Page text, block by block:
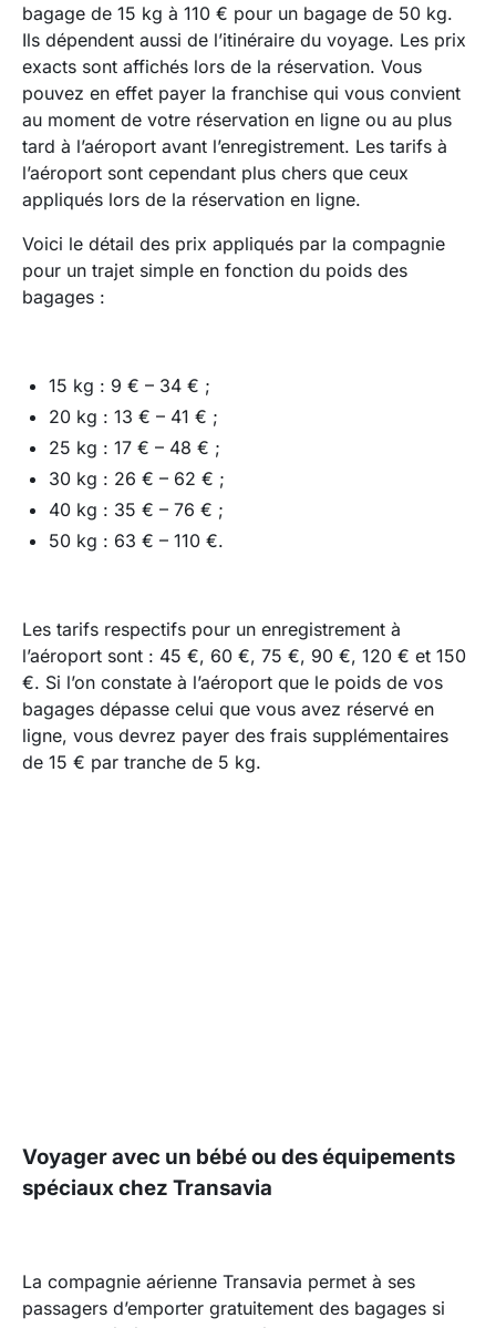
bagage de 15 kg à 110 € pour un bagage de 50 kg.
Ils dépendent aussi de l’itinéraire du voyage. Les prix
exacts sont affichés lors de la réservation. Vous
pouvez en effet payer la franchise qui vous convient
au moment de votre réservation en ligne ou au plus
tard à l’aéroport avant l’enregistrement. Les tarifs à
l’aéroport sont cependant plus chers que ceux
appliqués lors de la réservation en ligne.
Voici le détail des prix appliqués par la compagnie
pour un trajet simple en fonction du poids des
bagages :
15 kg : 9 € – 34 € ;
20 kg : 13 € – 41 € ;
25 kg : 17 € – 48 € ;
30 kg : 26 € – 62 € ;
40 kg : 35 € – 76 € ;
50 kg : 63 € – 110 €.
Les tarifs respectifs pour un enregistrement à
l’aéroport sont : 45 €, 60 €, 75 €, 90 €, 120 € et 150
€. Si l’on constate à l’aéroport que le poids de vos
bagages dépasse celui que vous avez réservé en
ligne, vous devrez payer des frais supplémentaires
de 15 € par tranche de 5 kg.
Voyager avec un bébé ou des équipements
spéciaux chez Transavia
La compagnie aérienne Transavia permet à ses
passagers d’emporter gratuitement des bagages si